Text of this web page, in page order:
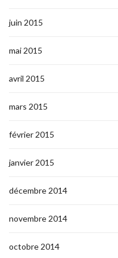
juin 2015
mai 2015
avril 2015
mars 2015
février 2015
janvier 2015
décembre 2014
novembre 2014
octobre 2014